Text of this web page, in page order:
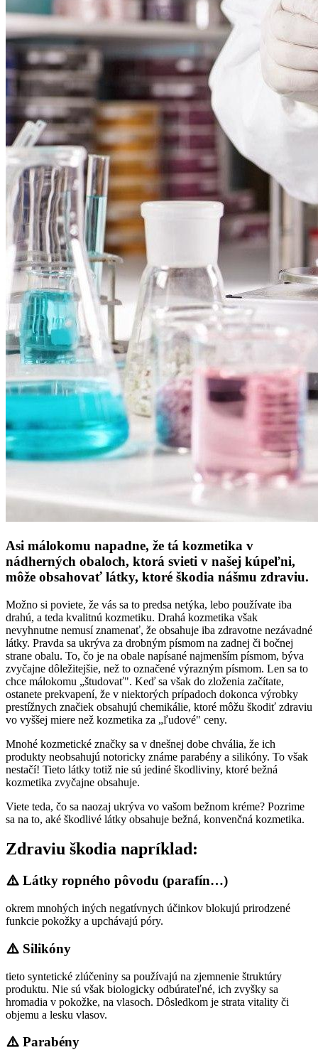
Asi málokomu napadne, že tá kozmetika v
nádherných obaloch, ktorá svieti v našej kúpeľni,
môže obsahovať látky, ktoré škodia nášmu zdraviu.
Možno si poviete, že vás sa to predsa netýka, lebo používate iba
drahú, a teda kvalitnú kozmetiku. Drahá kozmetika však
nevyhnutne nemusí znamenať, že obsahuje iba zdravotne nezávadné
látky. Pravda sa ukrýva za drobným písmom na zadnej či bočnej
strane obalu. To, čo je na obale napísané najmenším písmom, býva
zvyčajne dôležitejšie, než to označené výrazným písmom. Len sa to
chce málokomu „študovať". Keď sa však do zloženia začítate,
ostanete prekvapení, že v niektorých prípadoch dokonca výrobky
prestížnych značiek obsahujú chemikálie, ktoré môžu škodiť zdraviu
vo vyššej miere než kozmetika za „ľudové" ceny.
Mnohé kozmetické značky sa v dnešnej dobe chvália, že ich
produkty neobsahujú notoricky známe parabény a silikóny. To však
nestačí! Tieto látky totiž nie sú jediné škodliviny, ktoré bežná
kozmetika zvyčajne obsahuje.
Viete teda, čo sa naozaj ukrýva vo vašom bežnom kréme? Pozrime
sa na to, aké škodlivé látky obsahuje bežná, konvenčná kozmetika.
Zdraviu škodia napríklad:
Látky ropného pôvodu (parafín…)
okrem mnohých iných negatívnych účinkov blokujú prirodzené
funkcie pokožky a upchávajú póry.
Silikóny
tieto syntetické zlúčeniny sa používajú na zjemnenie štruktúry
produktu. Nie sú však biologicky odbúrateľné, ich zvyšky sa
hromadia v pokožke, na vlasoch. Dôsledkom je strata vitality či
objemu a lesku vlasov.
Parabény